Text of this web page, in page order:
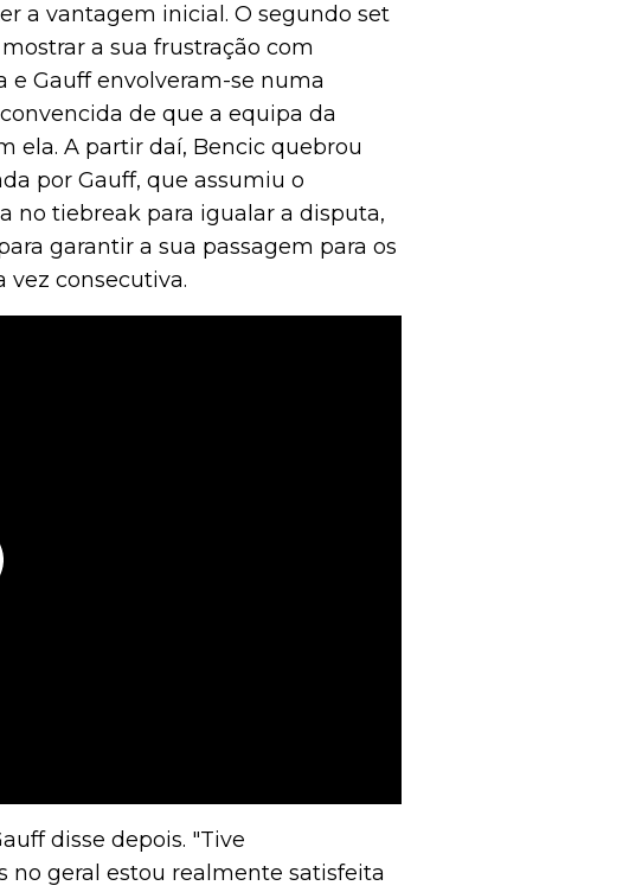
a vantagem inicial. O segundo set
a sua frustração com
e Gauff envolveram-se numa
de que a equipa da
ela. A partir daí, Bencic quebrou
por Gauff, que assumiu o
no tiebreak para igualar a disputa,
garantir a sua passagem para os
vez consecutiva.
disse depois. "Tive
no geral estou realmente satisfeita